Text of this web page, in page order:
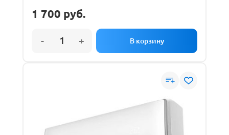
1 700 руб.